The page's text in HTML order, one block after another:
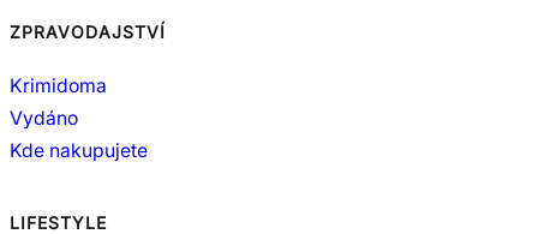
ZPRAVODAJSTVÍ
Krimidoma
Vydáno
Kde nakupujete
LIFESTYLE